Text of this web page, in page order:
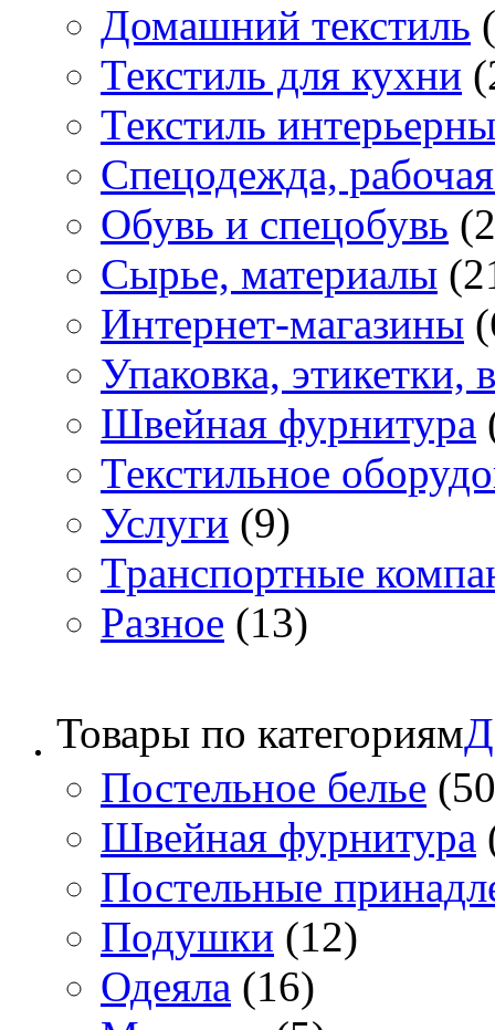
Домашний текстиль
Текстиль для кухни
Текстиль
Спецодежда,
Обувь и спецобувь
Сырье, материалы
Интернет-магазины
Упаковка, этикетки,
Швейная фурнитура
Текстильное
Услуги (9)
Транспортные
Разное (13)
Товары по категориям
Постельное белье
Швейная фурнитура
Постельные
Подушки (12)
Одеяла (16)